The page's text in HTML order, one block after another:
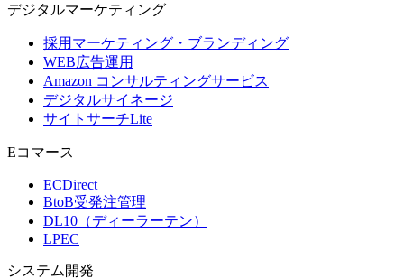
デジタルマーケティング
採用マーケティング・ブランディング
WEB広告運用
Amazon コンサルティングサービス
デジタルサイネージ
サイトサーチLite
Eコマース
ECDirect
BtoB受発注管理
DL10（ディーラーテン）
LPEC
システム 開発